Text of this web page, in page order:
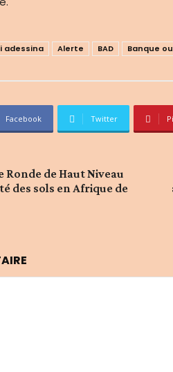
adessina Alerte BAD Banque
Facebook Twitter
Ronde de Haut Niveau
des sols en Afrique de